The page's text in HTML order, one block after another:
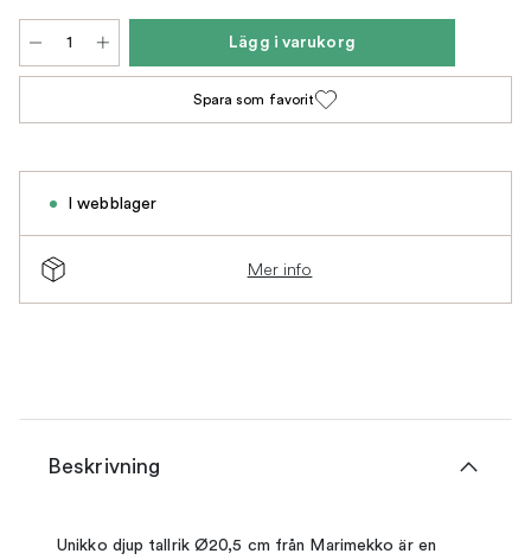
Lägg i varukorg
Spara som favorit
I webblager
Mer info
Beskrivning
Unikko djup tallrik Ø20,5 cm från Marimekko är en